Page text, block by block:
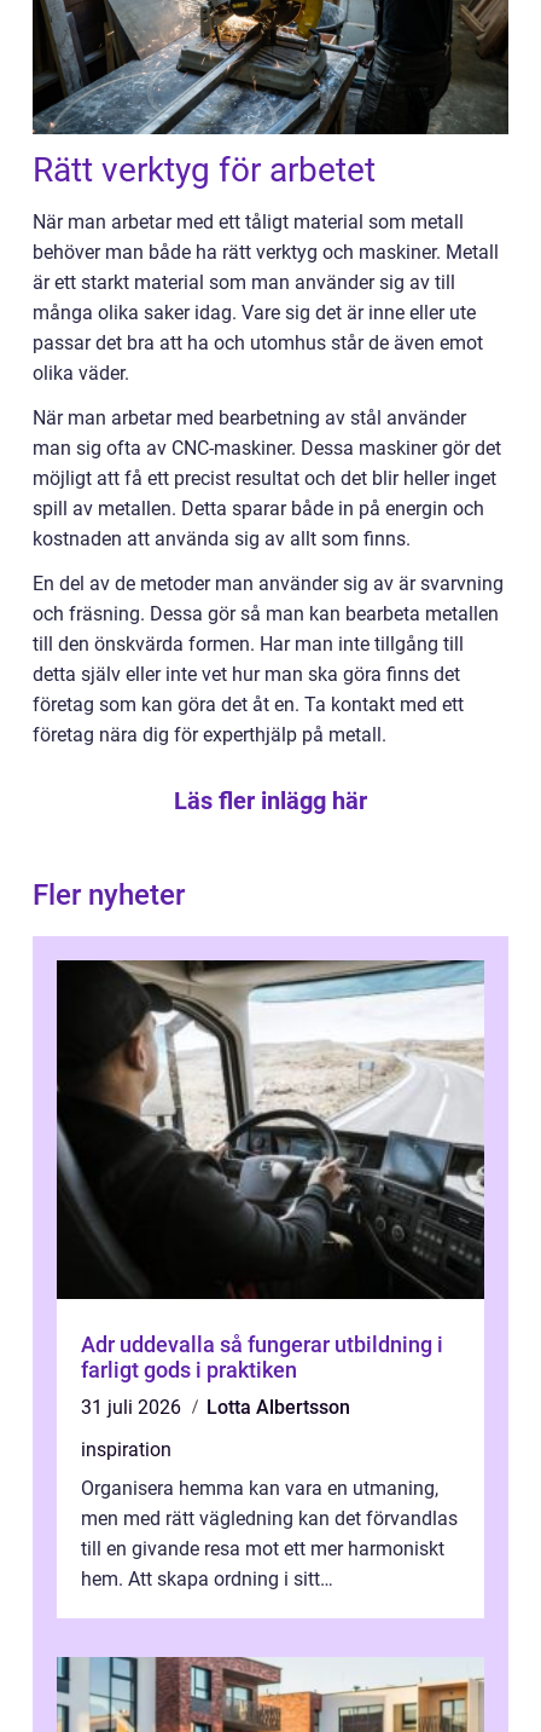
Rätt verktyg för arbetet
När man arbetar med ett tåligt material som metall
behöver man både ha rätt verktyg och maskiner. Metall
är ett starkt material som man använder sig av till
många olika saker idag. Vare sig det är inne eller ute
passar det bra att ha och utomhus står de även emot
olika väder.
När man arbetar med bearbetning av stål använder
man sig ofta av CNC-maskiner. Dessa maskiner gör det
möjligt att få ett precist resultat och det blir heller inget
spill av metallen. Detta sparar både in på energin och
kostnaden att använda sig av allt som finns.
En del av de metoder man använder sig av är svarvning
och fräsning. Dessa gör så man kan bearbeta metallen
till den önskvärda formen. Har man inte tillgång till
detta själv eller inte vet hur man ska göra finns det
företag som kan göra det åt en. Ta kontakt med ett
företag nära dig för experthjälp på metall.
Läs fler inlägg här
Fler nyheter
Adr uddevalla så fungerar utbildning i
farligt gods i praktiken
31 juli 2026
Lotta Albertsson
inspiration
Organisera hemma kan vara en utmaning,
men med rätt vägledning kan det förvandlas
till en givande resa mot ett mer harmoniskt
hem. Att skapa ordning i sitt